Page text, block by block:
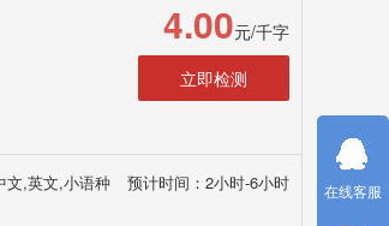
4.00元/千字
立即检测
文,英文,小语种 预计时间：2小时-6小时 在线客服